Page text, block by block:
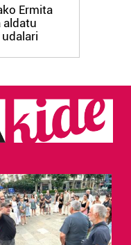
Ermita
aldatu